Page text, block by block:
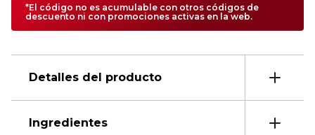
*El código no es acumulable con otros códigos de
descuento ni con promociones activas en la web.
Detalles del producto
Ingredientes